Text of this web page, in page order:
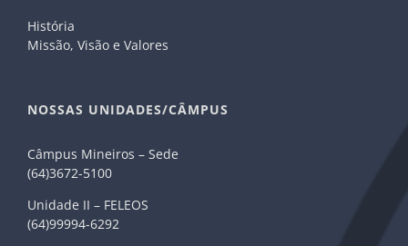
História
Missão, Visão e Valores
NOSSAS UNIDADES/CÂMPUS
Câmpus Mineiros – Sede
(64)3672-5100
Unidade II – FELEOS
(64)99994-6292